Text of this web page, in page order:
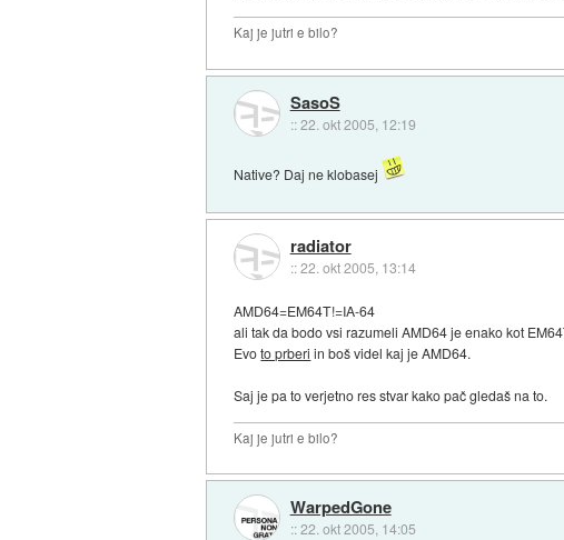
Kaj je jutri e bilo?
SasoS
::22. okt 2005, 12:19
Native? Daj ne klobasej
radiator
::22. okt 2005, 13:14
AMD64=EM64T!=IA-64
ali tak da bodo vsi razumeli AMD64 je enako kot
Evoto prberi in boš videl kaj je AMD64.
Saj je pa to verjetno res stvar kako pač gledaš na to.
Kaj je jutri e bilo?
WarpedGone
::22. okt 2005, 14:05